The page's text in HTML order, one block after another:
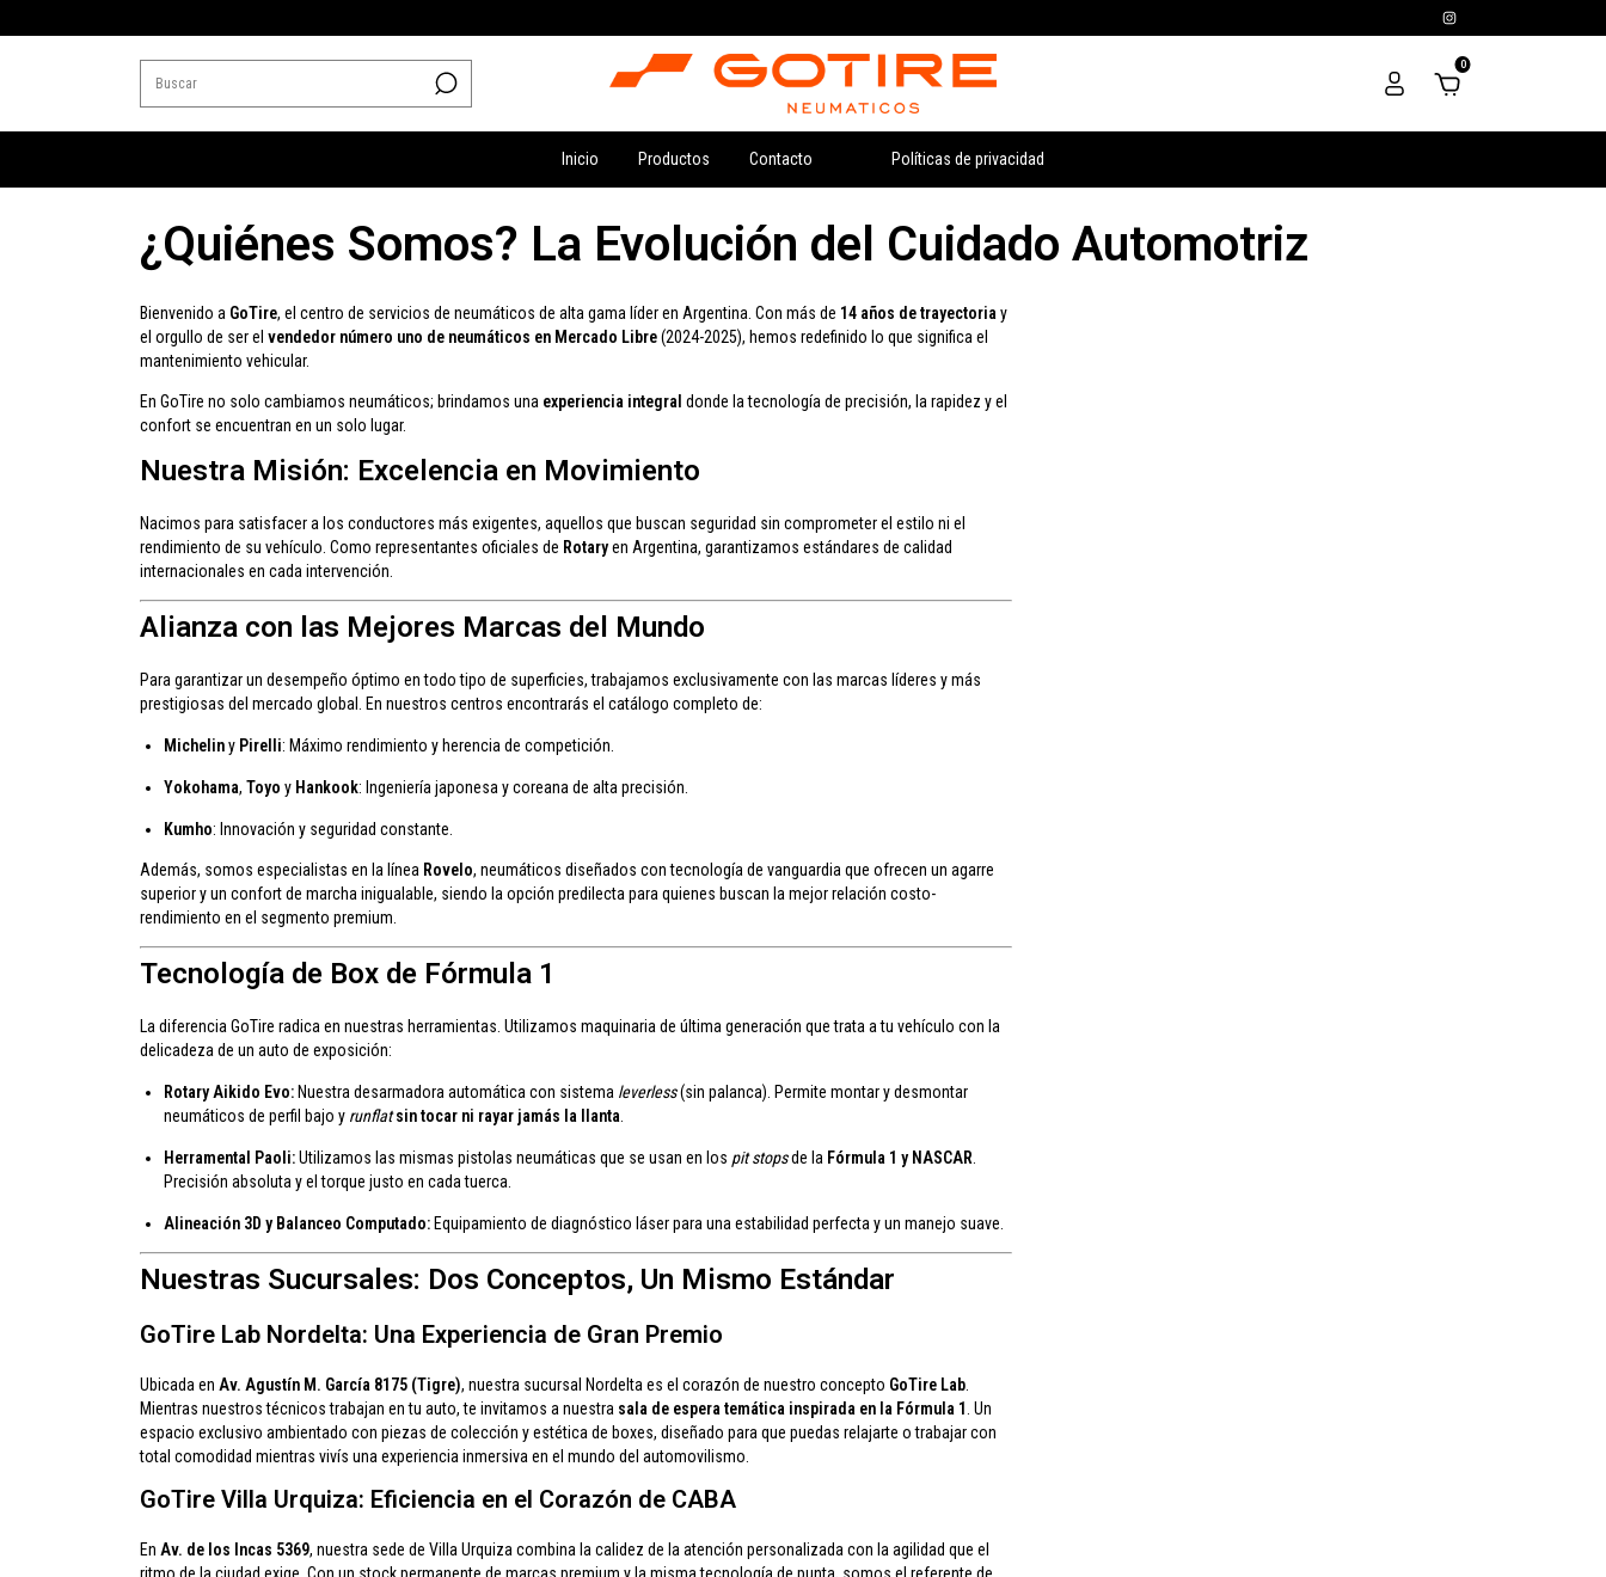
0
Inicio Productos Contacto Políticas de privacidad
¿Quiénes Somos? La Evolución del Cuidado Automotriz
Bienvenido a GoTire, el centro de servicios de neumáticos de alta gama líder en Argentina. Con más de 14 años de trayectoria y
el orgullo de ser el vendedor número uno de neumáticos en Mercado Libre(2024-2025), hemos redefinido lo que significa el
mantenimiento vehicular.
En GoTire no solo cambiamos neumáticos; brindamos una experiencia integral donde la tecnología de precisión, la rapidez y el
confort se encuentran en un solo lugar.
Nuestra Misión: Excelencia en Movimiento
Nacimos para satisfacer a los conductores más exigentes, aquellos que buscan seguridad sin comprometer el estilo ni el
rendimiento de su vehículo. Como representantes oficiales de Rotaryen Argentina, garantizamos estándares de calidad
internacionales en cada intervención.
Alianza con las Mejores Marcas del Mundo
Para garantizar un desempeño óptimo en todo tipo de superficies, trabajamos exclusivamente con las marcas líderes y más
prestigiosas del mercado global. En nuestros centros encontrarás el catálogo completo de:
Micheliny Pirelli: Máximo rendimiento y herencia de competición.
Yokohama, Toyo y Hankook: Ingeniería japonesa y coreana de alta precisión.
Kumho: Innovación y seguridad constante.
Además, somos especialistas en la línea Rovelo, neumáticos diseñados con tecnología de vanguardia que ofrecen un agarre
superior y un confort de marcha inigualable, siendo la opción predilecta para quienes buscan la mejor relación costo-
rendimiento en el segmento premium.
Tecnología de Box de Fórmula 1
La diferencia GoTire radica en nuestras herramientas. Utilizamos maquinaria de última generación que trata a tu vehículo con la
delicadeza de un auto de exposición:
Rotary Aikido Evo: Nuestra desarmadora automática con sistema leverless(sin palanca). Permite montar y desmontar
neumáticos de perfil bajo y runflat sin tocar ni rayar jamás la llanta
Herramental Paoli:Utilizamos las mismas pistolas neumáticas que se usan en los pit stopsde la Fórmula 1 y NASCAR
Precisión absoluta y el torque justo en cada tuerca.
Alineación 3D y Balanceo Computado: Equipamiento de diagnóstico láser para una estabilidad perfecta y un manejo suave.
Nuestras Sucursales: Dos Conceptos, Un Mismo Estándar
GoTire Lab Nordelta: Una Experiencia de Gran Premio
Ubicada en Av. Agustín M. García 8175 (Tigre), nuestra sucursal Nordelta es el corazón de nuestro concepto GoTire Lab
Mientras nuestros técnicos trabajan en tu auto, te invitamos a nuestra sala de espera temática inspirada en la Fórmula 1 . Un
espacio exclusivo ambientado con piezas de colección y estética de boxes, diseñado para que puedas relajarte o trabajar con
total comodidad mientras vivís una experiencia inmersiva en el mundo del automovilismo.
GoTire Villa Urquiza: Eficiencia en el Corazón de CABA
En Av. de los Incas 5369, nuestra sede de Villa Urquiza combina la calidez de la atención personalizada con la agilidad que el
ritmo de la ciudad exige. Con un stock permanente de marcas premium y la misma tecnología de punta, somos el referente de